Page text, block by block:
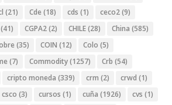
(21) Cde (18) cds (1) ceco2(9)
(41) CGPA2(2) CHILE(28) China (585)
(35) COIN (12) Colo (5)
(7) Commodity(1257) Crb (54)
cripto moneda (339) crm (2) crwd (1)
csco (3) cursos (1) cuña (1926) cvs (1)